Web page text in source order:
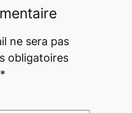
ne sera pas
obligatoires
*